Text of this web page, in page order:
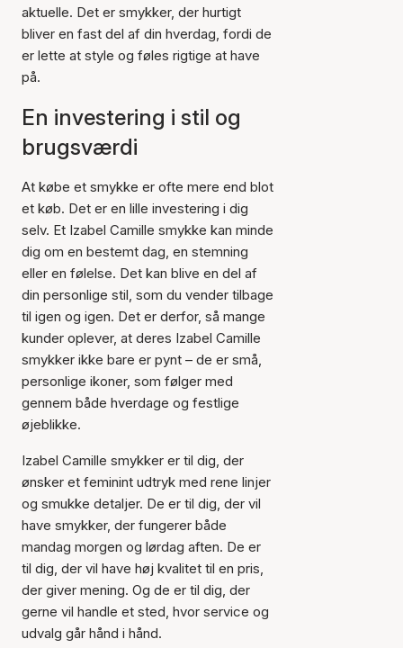
aktuelle. Det er smykker, der hurtigt
bliver en fast del af din hverdag, fordi de
er lette at style og føles rigtige at have
på.
En investering i stil og
brugsværdi
At købe et smykke er ofte mere end blot
et køb. Det er en lille investering i dig
selv. Et Izabel Camille smykke kan minde
dig om en bestemt dag, en stemning
eller en følelse. Det kan blive en del af
din personlige stil, som du vender tilbage
til igen og igen. Det er derfor, så mange
kunder oplever, at deres Izabel Camille
smykker ikke bare er pynt – de er små,
personlige ikoner, som følger med
gennem både hverdage og festlige
øjeblikke.
Izabel Camille smykker er til dig, der
ønsker et feminint udtryk med rene linjer
og smukke detaljer. De er til dig, der vil
have smykker, der fungerer både
mandag morgen og lørdag aften. De er
til dig, der vil have høj kvalitet til en pris,
der giver mening. Og de er til dig, der
gerne vil handle et sted, hvor service og
udvalg går hånd i hånd.